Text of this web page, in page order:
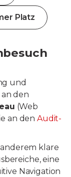
Platz
und
den
(Web
an den Audit-
klare
eine
Navigation